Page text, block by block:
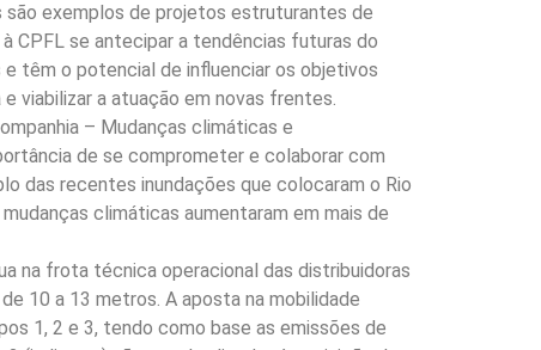
são exemplos de projetos estruturantes de
CPFL se antecipar a tendências futuras do
têm o potencial de influenciar os objetivos
viabilizar a atuação em novas frentes.
– Mudanças climáticas e
de se comprometer e colaborar com
das recentes inundações que colocaram o Rio
climáticas aumentaram em mais de
na frota técnica operacional das distribuidoras
10 a 13 metros. A aposta na mobilidade
1, 2 e 3, tendo como base as emissões de